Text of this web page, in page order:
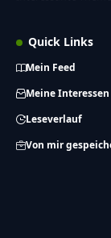
Quick Links
Mein Feed
Meine Interessen
Leseverlauf
Von mir